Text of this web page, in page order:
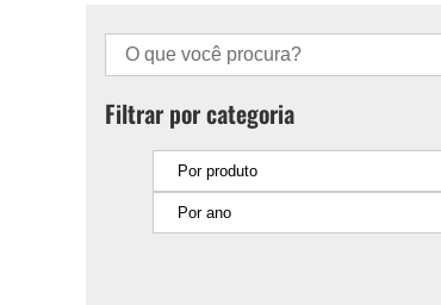
Filtrar por categoria